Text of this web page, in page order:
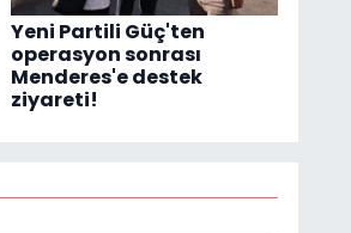
Yeni Partili Güç'ten
operasyon sonrası
Menderes'e destek
ziyareti!